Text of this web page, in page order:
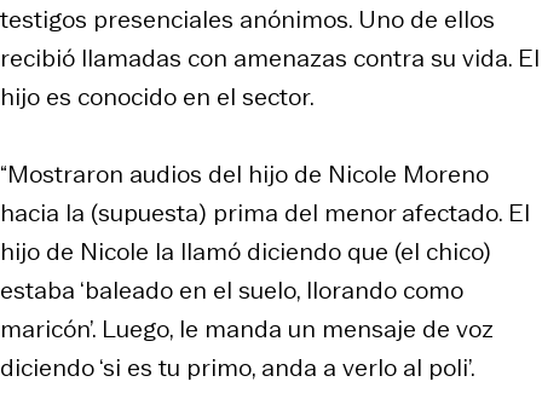
testigos presenciales anónimos. Uno de ellos
recibió llamadas con amenazas contra su vida. El
hijo es conocido en el sector.
“Mostraron audios del hijo de Nicole Moreno
hacia la (supuesta) prima del menor afectado. El
hijo de Nicole la llamó diciendo que (el chico)
estaba ‘baleado en el suelo, llorando como
maricón’. Luego, le manda un mensaje de voz
diciendo ‘si es tu primo, anda a verlo al poli’.